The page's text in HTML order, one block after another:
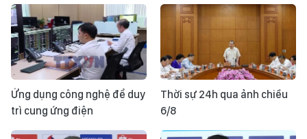
Ứng dụng công nghệ để duy
trì cung ứng điện
Thời sự 24h qua ảnh chiều
6/8